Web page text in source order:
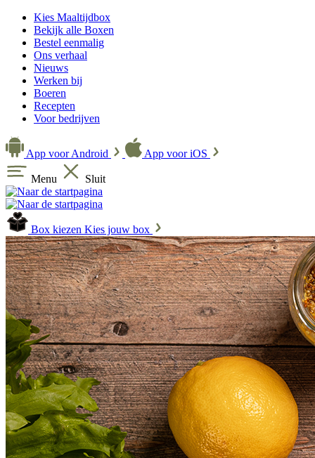
Kies Maaltijdbox
Bekijk alle Boxen
Bestel eenmalig
Ons verhaal
Nieuws
Werken bij
Boeren
Recepten
Voor bedrijven
App voor Android App voor iOS
Menu Sluit
Box kiezen Kies jouw box